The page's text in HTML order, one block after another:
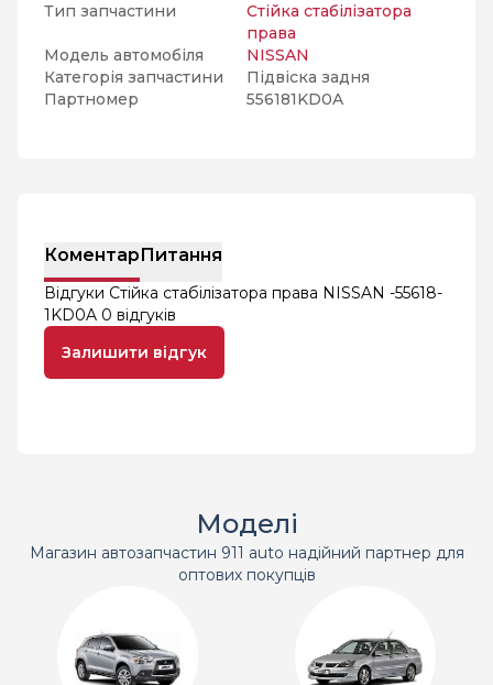
Тип запчастини
Стійка стабілізатора
права
Модель автомобіля
NISSAN
Категорія запчастини
Підвіска задня
Партномер
556181KD0A
КоментарПитання
Відгуки Стійка стабілізатора права NISSAN -55618-
1KD0A 0 відгуків
Залишити відгук
Моделі
Магазин автозапчастин 911 auto надійний партнер для
оптових покупців